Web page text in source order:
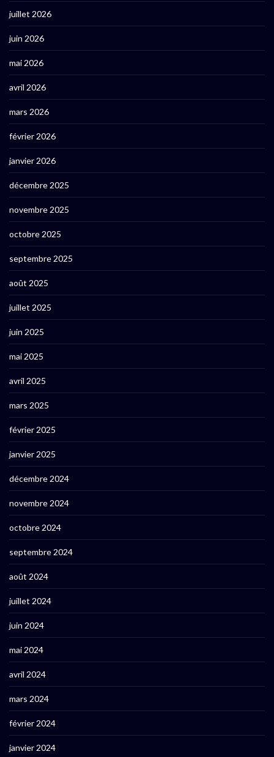
juillet 2026
juin 2026
mai 2026
avril 2026
mars 2026
février 2026
janvier 2026
décembre 2025
novembre 2025
octobre 2025
septembre 2025
août 2025
juillet 2025
juin 2025
mai 2025
avril 2025
mars 2025
février 2025
janvier 2025
décembre 2024
novembre 2024
octobre 2024
septembre 2024
août 2024
juillet 2024
juin 2024
mai 2024
avril 2024
mars 2024
février 2024
janvier 2024